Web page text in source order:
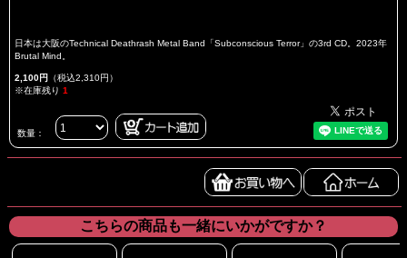
日本は大阪のTechnical Deathrash Metal Band「Subconscious Terror」の3rd CD。2023年
Brutal Mind。
2,100円 （税込2,310円）
※在庫残り 1
数量：
こちらの商品も一緒にいかがですか？